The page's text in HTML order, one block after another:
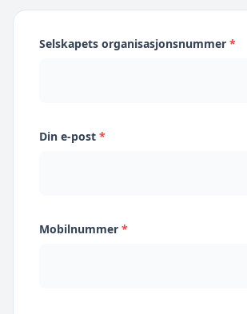
Selskapets organisasjonsnummer *
Din e-post *
Mobilnummer *